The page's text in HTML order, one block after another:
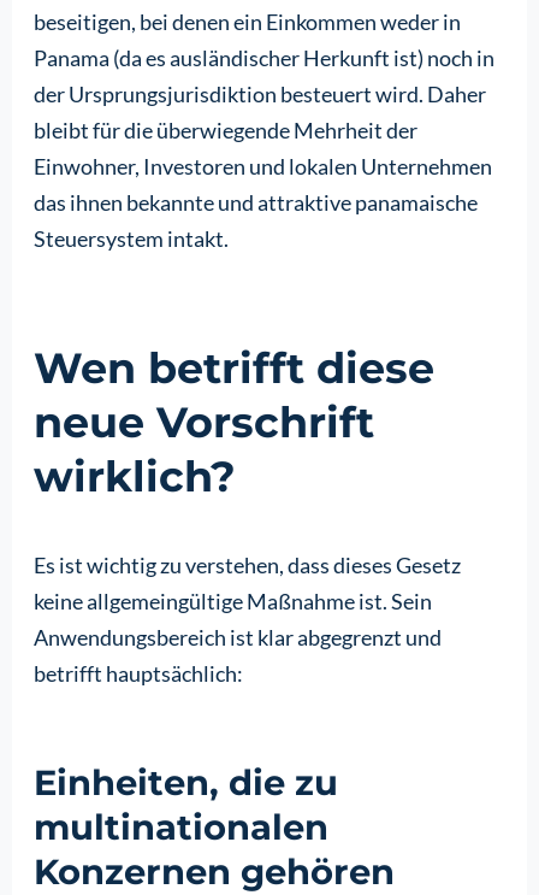
beseitigen, bei denen ein Einkommen weder in
Panama (da es ausländischer Herkunft ist) noch in
der Ursprungsjurisdiktion besteuert wird. Daher
bleibt für die überwiegende Mehrheit der
Einwohner, Investoren und lokalen Unternehmen
das ihnen bekannte und attraktive panamaische
Steuersystem intakt.
Wen betrifft diese
neue Vorschrift
wirklich?
Es ist wichtig zu verstehen, dass dieses Gesetz
keine allgemeingültige Maßnahme ist. Sein
Anwendungsbereich ist klar abgegrenzt und
betrifft hauptsächlich:
Einheiten, die zu
multinationalen
Konzernen gehören